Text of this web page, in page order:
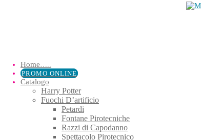
Home…..
PROMO ONLINE
Catalogo
Harry Potter
Fuochi D’artificio
Petardi
Fontane Pirotecniche
Razzi di Capodanno
Spettacolo Pirotecnico